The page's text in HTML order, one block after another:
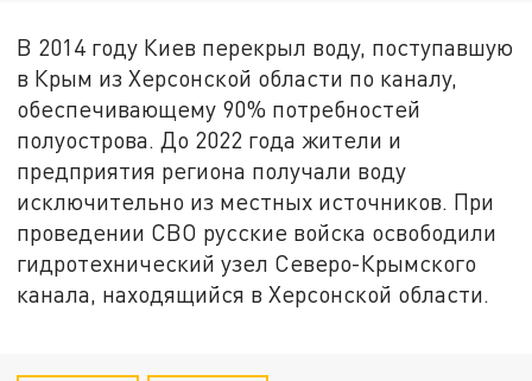
В 2014 году Киев перекрыл воду, поступавшую
в Крым из Херсонской области по каналу,
обеспечивающему 90% потребностей
полуострова. До 2022 года жители и
предприятия региона получали воду
исключительно из местных источников. При
проведении СВО русские войска освободили
гидротехнический узел Северо-Крымского
канала, находящийся в Херсонской области.